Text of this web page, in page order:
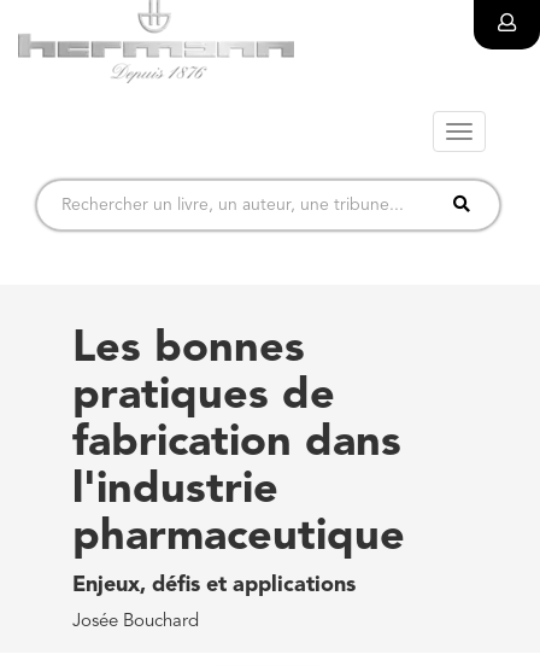
Toggle
Les bonnes
pratiques de
fabrication dans
l'industrie
pharmaceutique
Enjeux, défis et applications
Josée Bouchard